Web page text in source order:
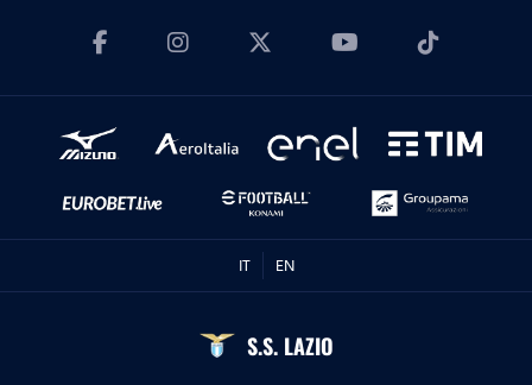
IT EN
S.S. LAZIO